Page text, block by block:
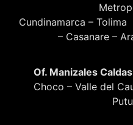
Cundinamarca –
– Casanare –
Of. Manizales Caldas
Choco – Valle del